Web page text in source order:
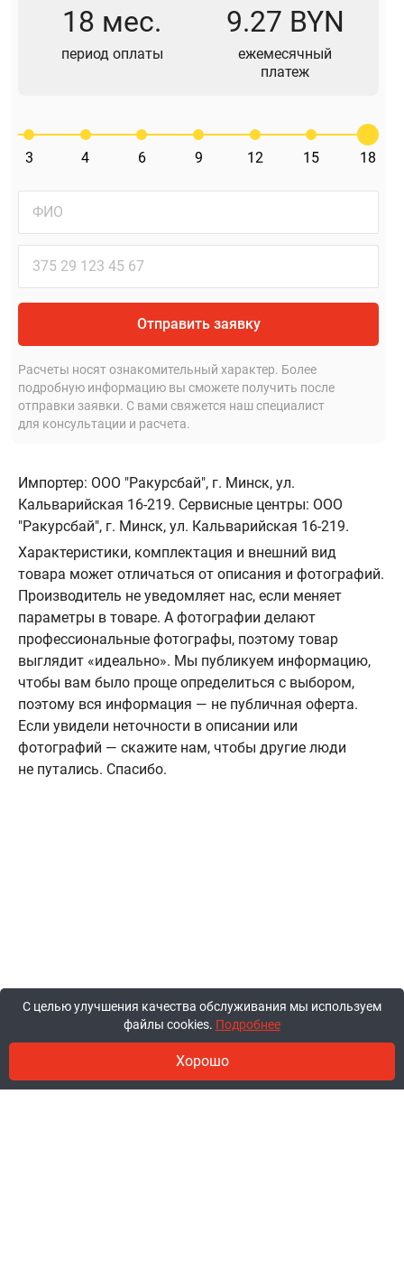
18 мес.
период оплаты
9.27 BYN
ежемесячный
платеж
18
15
12
9
6
4
3
Отправить заявку
Расчеты носят ознакомительный характер. Более
подробную информацию вы сможете получить после
отправки заявки. С вами свяжется наш специалист
для консультации и расчета.
Импортер: ООО "Ракурсбай", г. Минск, ул.
Кальварийская 16-219. Сервисные центры: ООО
"Ракурсбай", г. Минск, ул. Кальварийская 16-219.
Характеристики, комплектация и внешний вид
товара может отличаться от описания и фотографий.
Производитель не уведомляет нас, если меняет
параметры в товаре. А фотографии делают
профессиональные фотографы, поэтому товар
выглядит «идеально». Мы публикуем информацию,
чтобы вам было проще определиться с выбором,
поэтому вся информация — не публичная оферта.
Если увидели неточности в описании или
фотографий — скажите нам, чтобы другие люди
не путались. Спасибо.
С целью улучшения качества обслуживания мы используем
файлы cookies. Подробнее
Хорошо